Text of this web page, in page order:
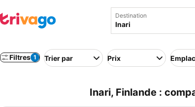
Destination
Filtres 1 Trier par Prix
Inari, Finlande :